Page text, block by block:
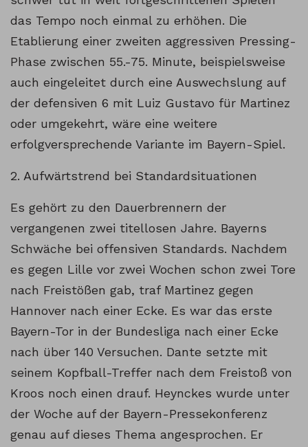
das Tempo noch einmal zu erhöhen. Die
Etablierung einer zweiten aggressiven Pressing-
Phase zwischen 55.-75. Minute, beispielsweise
auch eingeleitet durch eine Auswechslung auf
der defensiven 6 mit Luiz Gustavo für Martinez
oder umgekehrt, wäre eine weitere
erfolgversprechende Variante im Bayern-Spiel.
2. Aufwärtstrend bei Standardsituationen
Es gehört zu den Dauerbrennern der
vergangenen zwei titellosen Jahre. Bayerns
Schwäche bei offensiven Standards. Nachdem
es gegen Lille vor zwei Wochen schon zwei Tore
nach Freistößen gab, traf Martinez gegen
Hannover nach einer Ecke. Es war das erste
Bayern-Tor in der Bundesliga nach einer Ecke
nach über 140 Versuchen. Dante setzte mit
seinem Kopfball-Treffer nach dem Freistoß von
Kroos noch einen drauf. Heynckes wurde unter
der Woche auf der Bayern-Pressekonferenz
genau auf dieses Thema angesprochen. Er